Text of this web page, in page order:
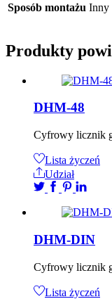
Sposób montażu Inny
Produkty
DHM-48
Cyfrowy licznik
Lista życzeń
Udział
DHM-DIN
Cyfrowy licznik
Lista życzeń